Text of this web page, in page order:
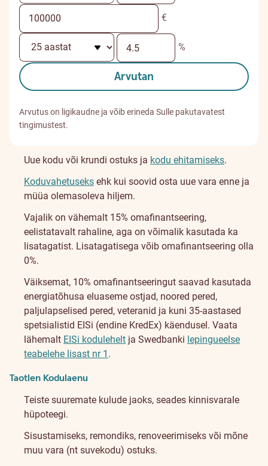
€
%
Arvutan
Arvutus on ligikaudne ja võib erineda Sulle pakutavatest
tingimustest.
Uue kodu või krundi ostuks ja kodu ehitamiseks.
Koduvahetuseks ehk kui soovid osta uue vara enne ja
müüa olemasoleva hiljem.
Vajalik on vähemalt 15% omafinantseering,
eelistatavalt rahaline, aga on võimalik kasutada ka
lisatagatist. Lisatagatisega võib omafinantseering olla
0%.
Väiksemat, 10% omafinantseeringut saavad kasutada
energiatõhusa eluaseme ostjad, noored pered,
paljulapselised pered, veteranid ja kuni 35-aastased
spetsialistid EISi (endine KredEx) käendusel. Vaata
lähemalt EISi kodulehelt ja Swedbanki lepingueelse
teabelehe lisast nr 1 .
Taotlen Kodulaenu
Teiste suuremate kulude jaoks, seades kinnisvarale
hüpoteegi.
Sisustamiseks, remondiks, renoveerimiseks või mõne
muu vara (nt suvekodu) ostuks.